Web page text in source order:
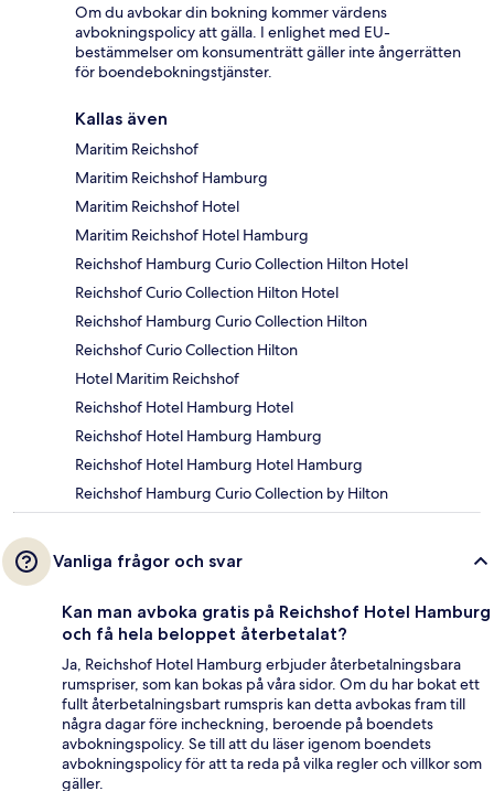
Om du avbokar din bokning kommer värdens
avbokningspolicy att gälla. I enlighet med EU-
bestämmelser om konsumenträtt gäller inte ångerrätten
för boendebokningstjänster.
Kallas även
Maritim Reichshof
Maritim Reichshof Hamburg
Maritim Reichshof Hotel
Maritim Reichshof Hotel Hamburg
Reichshof Hamburg Curio Collection Hilton Hotel
Reichshof Curio Collection Hilton Hotel
Reichshof Hamburg Curio Collection Hilton
Reichshof Curio Collection Hilton
Hotel Maritim Reichshof
Reichshof Hotel Hamburg Hotel
Reichshof Hotel Hamburg Hamburg
Reichshof Hotel Hamburg Hotel Hamburg
Reichshof Hamburg Curio Collection by Hilton
Vanliga frågor och svar
Kan man avboka gratis på Reichshof Hotel Hamburg
och få hela beloppet återbetalat?
Ja, Reichshof Hotel Hamburg erbjuder återbetalningsbara
rumspriser, som kan bokas på våra sidor. Om du har bokat ett
fullt återbetalningsbart rumspris kan detta avbokas fram till
några dagar före incheckning, beroende på boendets
avbokningspolicy. Se till att du läser igenom boendets
avbokningspolicy för att ta reda på vilka regler och villkor som
gäller.